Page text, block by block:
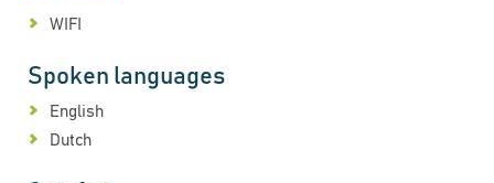
WIFI
Spoken languages
English
Dutch